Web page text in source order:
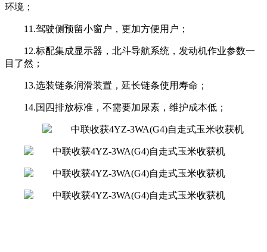
环境；
11.驾驶侧预留小窗户，更加方便用户；
12.标配集成显示器，北斗导航系统，发动机作业参数一
目了然；
13.选装链条润滑装置，延长链条使用寿命；
14.国四排放标准，不需要加尿素，维护成本低；